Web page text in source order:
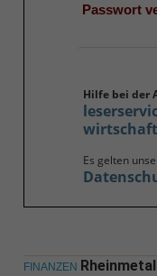
Passwort
Hilfe bei der
Es gelten
FINANZEN